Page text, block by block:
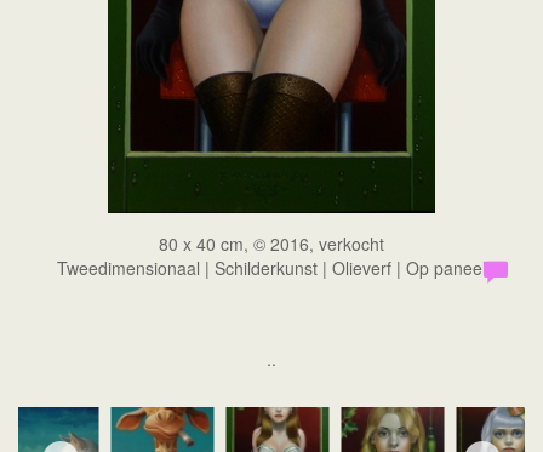
80 x 40 cm, © 2016, verkocht
Tweedimensionaal | Schilderkunst | Olieverf | Op paneel
..